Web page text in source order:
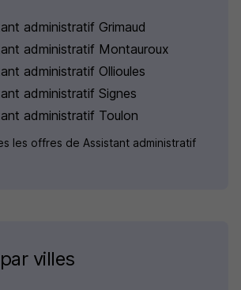
administratif Grimaud
administratif Montauroux
administratif Ollioules
administratif Signes
administratif Toulon
les offres de Assistant administratif
villes